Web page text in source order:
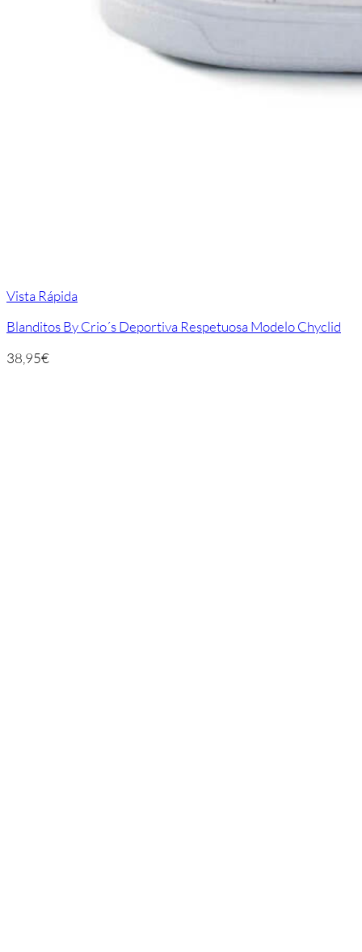
Vista Rápida
Blanditos By Crio´s Deportiva Respetuosa Modelo Chyclid
38,95€